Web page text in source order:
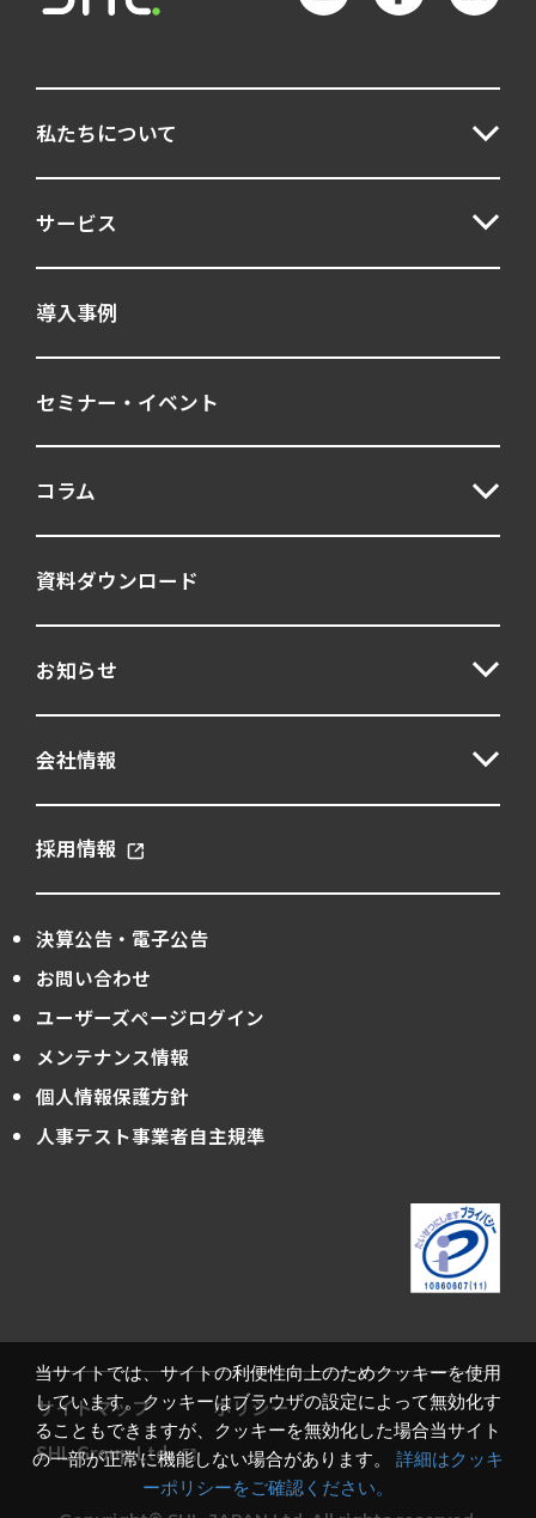
当サイトでは、サイトの利便性向上のためクッキーを使用
しています。クッキーはブラウザの設定によって無効化す
ることもできますが、クッキーを無効化した場合当サイト
の一部が正常に機能しない場合があります。
詳細はクッキ
ーポリシーをご確認ください。
私たちについて
サービス
導入事例
セミナー・イベント
コラム
資料ダウンロード
お知らせ
会社情報
採用情報
決算公告・電子公告
お問い合わせ
ユーザーズページログイン
メンテナンス情報
個人情報保護方針
人事テスト事業者自主規準
サイトマップ
ポリシー
SHL Group Ltd.